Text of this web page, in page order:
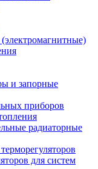
и запорные
приборов
радиаторные
для систем